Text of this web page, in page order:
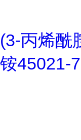
(3-丙烯酰
铵45021-